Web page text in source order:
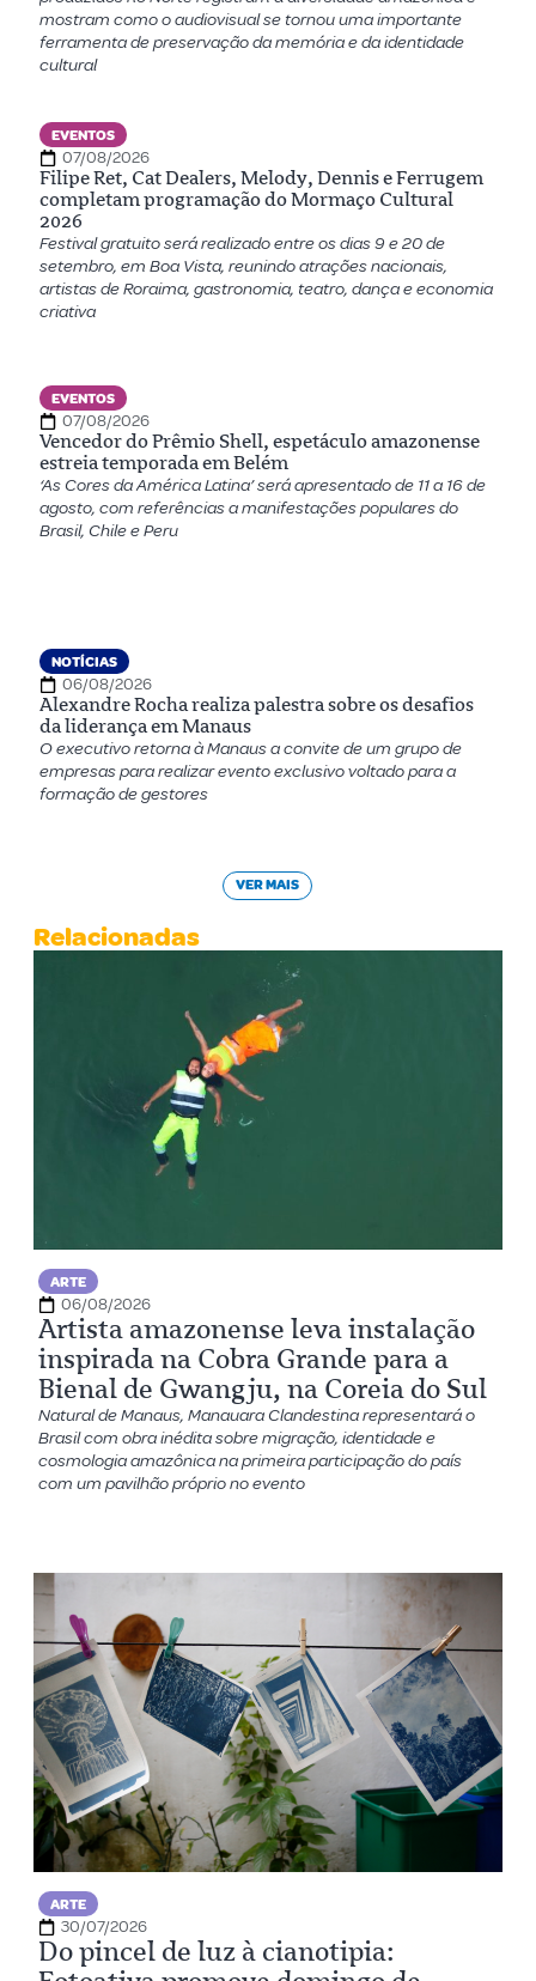
mostram como o audiovisual se tornou uma importante
ferramenta de preservação da memória e da identidade
cultural
EVENTOS
07/08/2026
Filipe Ret, Cat Dealers, Melody, Dennis e Ferrugem
completam programação do Mormaço Cultural
2026
Festival gratuito será realizado entre os dias 9 e 20 de
setembro, em Boa Vista, reunindo atrações nacionais,
artistas de Roraima, gastronomia, teatro, dança e economia
criativa
EVENTOS
07/08/2026
Vencedor do Prêmio Shell, espetáculo amazonense
estreia temporada em Belém
‘As Cores da América Latina’ será apresentado de 11 a 16 de
agosto, com referências a manifestações populares do
Brasil, Chile e Peru
NOTÍCIAS
06/08/2026
Alexandre Rocha realiza palestra sobre os desafios
da liderança em Manaus
O executivo retorna à Manaus a convite de um grupo de
empresas para realizar evento exclusivo voltado para a
formação de gestores
VER MAIS
Relacionadas
ARTE
06/08/2026
Artista amazonense leva instalação
inspirada na Cobra Grande para a
Bienal de Gwangju, na Coreia do Sul
Natural de Manaus, Manauara Clandestina representará o
Brasil com obra inédita sobre migração, identidade e
cosmologia amazônica na primeira participação do país
com um pavilhão próprio no evento
ARTE
30/07/2026
Do pincel de luz à cianotipia: